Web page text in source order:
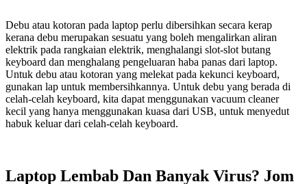
Debu atau kotoran pada laptop perlu dibersihkan secara kerap
kerana debu merupakan sesuatu yang boleh mengalirkan aliran
elektrik pada rangkaian elektrik, menghalangi slot-slot butang
keyboard dan menghalang pengeluaran haba panas dari laptop.
Untuk debu atau kotoran yang melekat pada kekunci keyboard,
gunakan lap untuk membersihkannya. Untuk debu yang berada di
celah-celah keyboard, kita dapat menggunakan vacuum cleaner
kecil yang hanya menggunakan kuasa dari USB, untuk menyedut
habuk keluar dari celah-celah keyboard.
Laptop Lembab Dan Banyak Virus? Jom